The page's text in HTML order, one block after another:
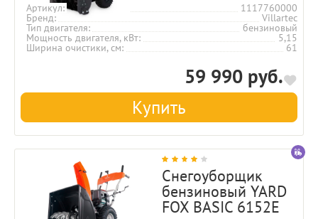
Артикул 1117760000
Бренд Villartec
Тип двигателя бензиновый
Мощность двигателя, кВт 5,15
Ширина очистики, см 61
59 990 руб.
Купить
Снегоуборщик
бензиновый YARD
FOX BASIC 6152E